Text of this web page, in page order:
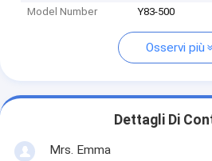
Model Number Y83-500
Osservi più
Dettagli Di
Mrs. Emma